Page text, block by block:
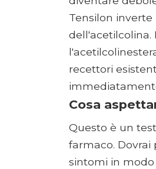
Tensilon
dell'acetilcolina.
recettori
Cosa
Questo è un
farmaco. Dovrai
sintomi in